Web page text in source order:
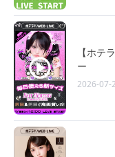
【ホテ
ー
2026-07-